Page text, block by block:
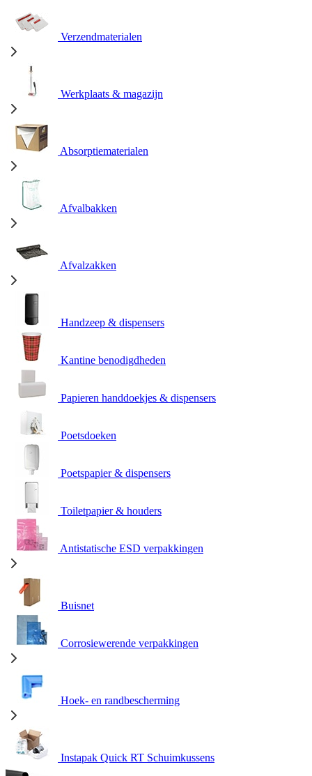
Verzendmaterialen
Werkplaats & magazijn
Absorptiematerialen
Afvalbakken
Afvalzakken
Handzeep & dispensers
Kantine benodigdheden
Papieren handdoekjes & dispensers
Poetsdoeken
Poetspapier & dispensers
Toiletpapier & houders
Antistatische ESD verpakkingen
Buisnet
Corrosiewerende verpakkingen
Hoek- en randbescherming
Instapak Quick RT Schuimkussens